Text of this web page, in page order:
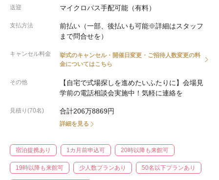
送迎 マイクロバス手配可能（有料）
支払方法
前払い（一部、後払いも可能※詳細はスタッフ
まで問合せを）
キャンセル料金
挙式のキャンセル・開催日変更・ご招待人数変更の料
金についてはこちら
その他
【自宅で式場探しを進めたいふたりに】会場見
学前の電話相談会実施中！気軽に連絡を
見積り(70名) 合計206万8869円
詳細を見る
宿泊提携あり 1カ月前申込可 20時以降も来館可
19時以降も来館可 少人数プランあり 50名以下プランあり